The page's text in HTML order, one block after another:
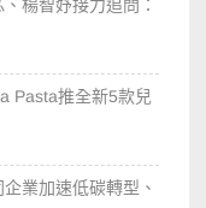
楊智妤接力追問：
Pasta推全新5款兒
業加速低碳轉型、